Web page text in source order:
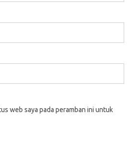
web saya pada peramban ini untuk